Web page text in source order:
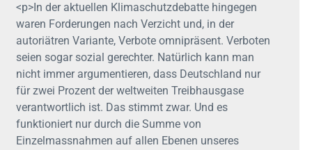
<p>In der aktuellen Klimaschutzdebatte hingegen
waren Forderungen nach Verzicht und, in der
autoriätren Variante, Verbote omnipräsent. Verboten
seien sogar sozial gerechter. Natürlich kann man
nicht immer argumentieren, dass Deutschland nur
für zwei Prozent der weltweiten Treibhausgase
verantwortlich ist. Das stimmt zwar. Und es
funktioniert nur durch die Summe von
Einzelmassnahmen auf allen Ebenen unseres